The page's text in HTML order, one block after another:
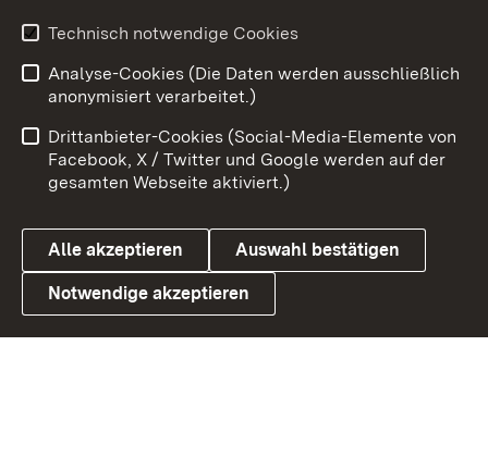
Link zum Landesportal
Impressum
Kontakt
Barrierefreiheit
Datenschutz
Cookies
Technisch notwendige Cookies
Analyse-Cookies (Die Daten werden ausschließlich
anonymisiert verarbeitet.)
Drittanbieter-Cookies (Social-Media-Elemente von
Facebook, X / Twitter und Google werden auf der
gesamten Webseite aktiviert.)
Alle akzeptieren Auswahl bestätigen
Notwendige akzeptieren